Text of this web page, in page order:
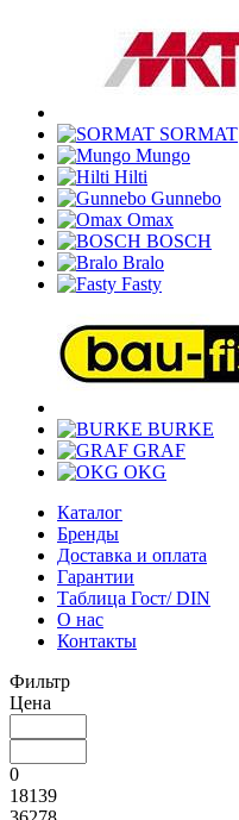
SORMAT
Mungo
Hilti
Gunnebo
Omax
BOSCH
Bralo
Fasty
BURKE
GRAF
OKG
Каталог
Бренды
Доставка и оплата
Гарантии
Таблица Гост/ DIN
О нас
Контакты
Фильтр
Цена
0
18139